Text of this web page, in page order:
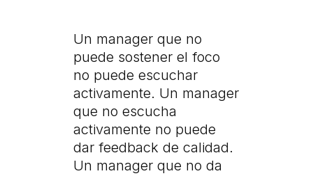
Un manager que no
puede sostener el foco
no puede escuchar
activamente. Un manager
que no escucha
activamente no puede
dar feedback de calidad.
Un manager que no da